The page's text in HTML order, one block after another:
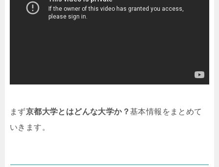
まず京都大学とはどんな大学か？基本情報をまとめて
いきます。